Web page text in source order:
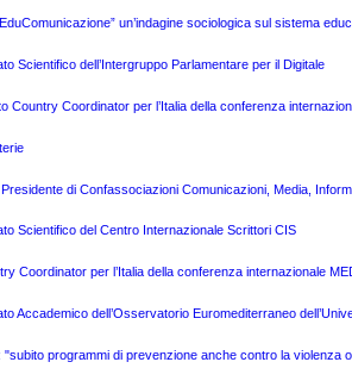
un’indagine sociologica sul sistema
Scientifico dell’Intergruppo Parlamentare per il Digitale
Country Coordinator per l’Italia della conferenza
di Confassociazioni Comunicazioni, Media,
Scientifico del Centro Internazionale Scrittori CIS
Coordinator per l’Italia della conferenza internazionale
Accademico dell’Osservatorio Euromediterraneo
programmi di prevenzione anche contro la violenza